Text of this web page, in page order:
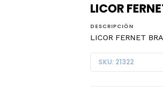
LICOR
DESCRIPCIÓN
LICOR FERNET
SKU: 21322